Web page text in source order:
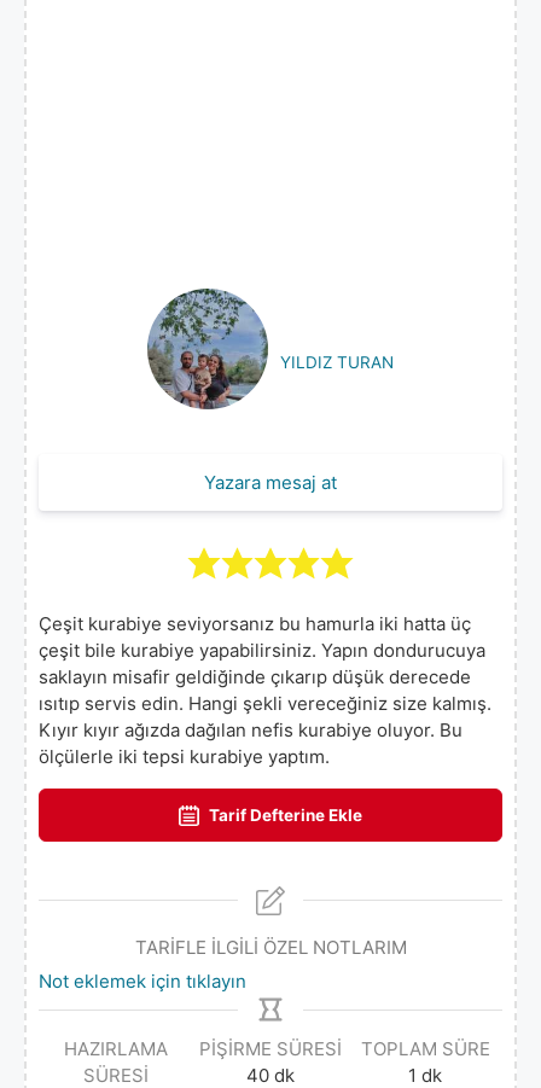
YILDIZ TURAN
Yazara mesaj at
Çeşit kurabiye seviyorsanız bu hamurla iki hatta üç
çeşit bile kurabiye yapabilirsiniz. Yapın dondurucuya
saklayın misafir geldiğinde çıkarıp düşük derecede
ısıtıp servis edin. Hangi şekli vereceğiniz size kalmış.
Kıyır kıyır ağızda dağılan nefis kurabiye oluyor. Bu
ölçülerle iki tepsi kurabiye yaptım.
Tarif Defterine Ekle
TARİFLE İLGİLİ ÖZEL NOTLARIM
Not eklemek için tıklayın
HAZIRLAMA
SÜRESI
PIŞIRME SÜRESI
40 dk
TOPLAM SÜRE
1 dk